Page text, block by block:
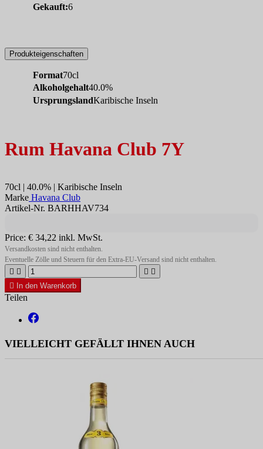
Gekauft:6
Produkteigenschaften
Format70cl
Alkoholgehalt40.0%
UrsprungslandKaribische Inseln
Rum Havana Club 7Y
70cl | 40.0% | Karibische Inseln
Marke Havana Club
Artikel-Nr. BARHHAV734
Price: € 34,22 inkl. MwSt.
Versandkosten sind nicht enthalten.
Eventuelle Zölle und Steuern für den Extra-EU-Versand sind nicht enthalten.
   

In den Warenkorb
Teilen
VIELLEICHT GEFÄLLT IHNEN AUCH